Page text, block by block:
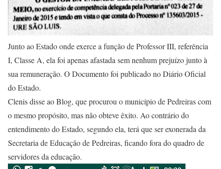
Junto ao Estado onde exerce a função de Professor III, referência
I, Classe A, ela foi apenas afastada sem nenhum prejuízo junto à
sua remuneração. O Documento foi publicado no Diário Oficial
do Estado.
Clenis disse ao Blog, que procurou o município de Pedreiras com
o mesmo propósito, mas não obteve êxito. Ao contrário do
entendimento do Estado, segundo ela, terá que ser exonerada da
Secretaria de Educação de Pedreiras, ficando fora do quadro de
servidores da educação.